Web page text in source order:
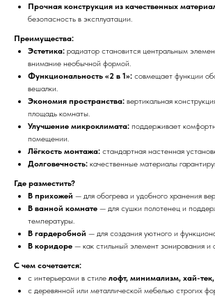
Прочная конструкция из качественных
безопасность в эксплуатации.
Преимущества:
Эстетика: радиатор становится центральным
внимание необычной формой.
Функциональность «2 в 1»: совмещает функции
вешалки.
Экономия пространства: вертикальная
площадь комнаты.
Улучшение микроклимата: поддерживает
помещении.
Лёгкость монтажа: стандартная настенная
Долговечность: качественные материалы
Где разместить?
В прихожей — для обогрева и удобного хранения
В ванной комнате — для сушки полотенец и
температуры.
В гардеробной — для создания уютного и
В коридоре — как стильный элемент зонирования и
С чем сочетается:
с интерьерами в стиле лофт, минимализм, хай-
с деревянной или металлической мебелью строгих